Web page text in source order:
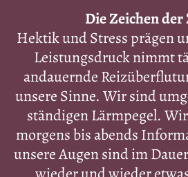
Die Zeichen der
Hektik und Stress prägen
Leistungsdruck nimmt
andauernde
unsere Sinne. Wir sind
ständigen Lärmpegel.
morgens bis abends
unsere Augen sind im